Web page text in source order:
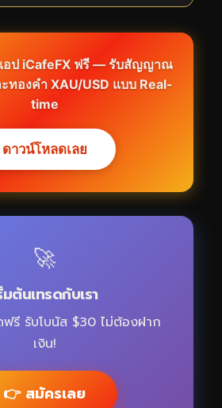
อป iCafeFX ฟรี — รับสัญญาณ
ทองคำ XAU/USD แบบ Real-
time
ดาวน์โหลดเลย
🚀
มต้นเทรดกับเรา
รี รับโบนัส $30 ไม่ต้องฝาก
เงิน!
👉 สมัครเลย